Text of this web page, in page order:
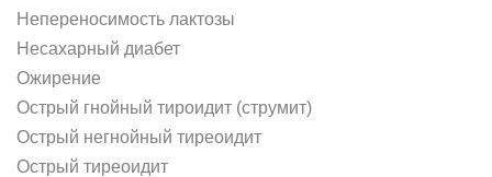
Непереносимость лактозы
Несахарный диабет
Ожирение
Острый гнойный тироидит (струмит)
Острый негнойный тиреоидит
Острый тиреоидит